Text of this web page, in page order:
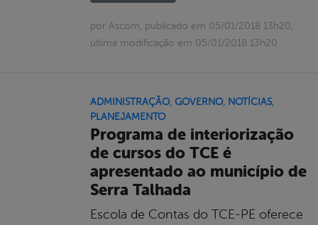
por Ascom, publicado em 05/01/2018 13h20,
última modificação em 05/01/2018 13h20
ADMINISTRAÇÃO, GOVERNO, NOTÍCIAS,
PLANEJAMENTO
Programa de interiorização
de cursos do TCE é
apresentado ao município de
Serra Talhada
Escola de Contas do TCE-PE oferece